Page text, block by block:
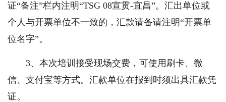
证“备注”栏内注明“TSG 08宣贯-宜昌”。汇出单位或
个人与开票单位不一致的，汇款请备请注明“开票单
位名字”。
3、本次培训接受现场交费，可使用刷卡、微
信、支付宝等方式。汇款单位在报到时须出具汇款凭
证。